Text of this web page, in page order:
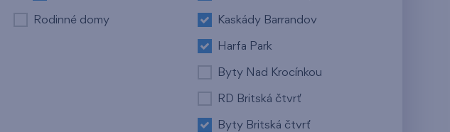
Rodinné domy Kaskády Barrandov
Harfa Park
Byty Nad Krocínkou
RD Britská čtvrť
Byty Britská čtvrť